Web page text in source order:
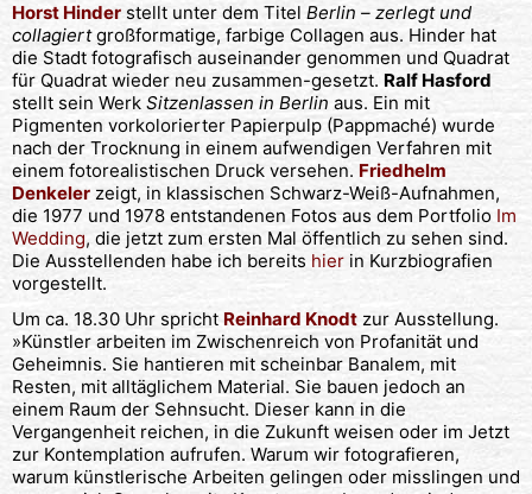
Horst Hinder stellt unter dem Titel Berlin – zerlegt und
collagiertgroßformatige, farbige Collagen aus. Hinder hat
die Stadt fotografisch auseinander genommen und Quadrat
für Quadrat wieder neu zusammen-gesetzt. Ralf Hasford
stellt sein Werk Sitzenlassen in Berlin aus. Ein mit
Pigmenten vorkolorierter Papierpulp (Pappmaché) wurde
nach der Trocknung in einem aufwendigen Verfahren mit
einem fotorealistischen Druck versehen. Friedhelm
Denkeler zeigt, in klassischen Schwarz-Weiß-Aufnahmen,
die 1977 und 1978 entstandenen Fotos aus dem Portfolio Im
Wedding, die jetzt zum ersten Mal öffentlich zu sehen sind.
Die Ausstellenden habe ich bereits hier in Kurzbiografien
vorgestellt.
Um ca. 18.30 Uhr spricht Reinhard Knodt zur Ausstellung.
»Künstler arbeiten im Zwischenreich von Profanität und
Geheimnis. Sie hantieren mit scheinbar Banalem, mit
Resten, mit alltäglichem Material. Sie bauen jedoch an
einem Raum der Sehnsucht. Dieser kann in die
Vergangenheit reichen, in die Zukunft weisen oder im Jetzt
zur Kontemplation aufrufen. Warum wir fotografieren,
warum künstlerische Arbeiten gelingen oder misslingen und